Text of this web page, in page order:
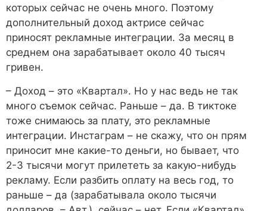
которых сейчас не очень много. Поэтому
дополнительный доход актрисе сейчас
приносят рекламные интеграции. За месяц в
среднем она зарабатывает около 40 тысяч
гривен.
– Доход – это «Квартал». Но у нас ведь не так
много съемок сейчас. Раньше – да. В тиктоке
тоже снимаюсь за плату, это рекламные
интеграции. Инстаграм – не скажу, что он прям
приносит мне какие-то деньги, но бывает, что
2-3 тысячи могут прилететь за какую-нибудь
рекламу. Если разбить оплату на весь год, то
раньше – да (зарабатывала около тысячи